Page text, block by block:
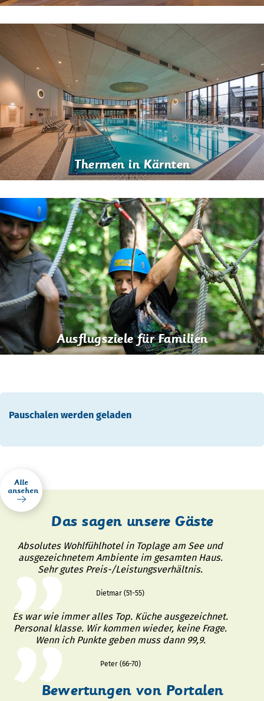
Thermen in Kärnten
Ausflugsziele für Familien
Pauschalen werden geladen
Alle
ansehen
Das sagen unsere Gäste
Absolutes Wohlfühlhotel in Toplage am See und
ausgezeichnetem Ambiente im gesamten Haus.
Sehr gutes Preis-/Leistungsverhältnis.
Dietmar (51-55)
Es war wie immer alles Top. Küche ausgezeichnet.
Personal klasse. Wir kommen wieder, keine Frage.
Wenn ich Punkte geben muss dann 99,9.
Peter (66-70)
Bewertungen von Portalen